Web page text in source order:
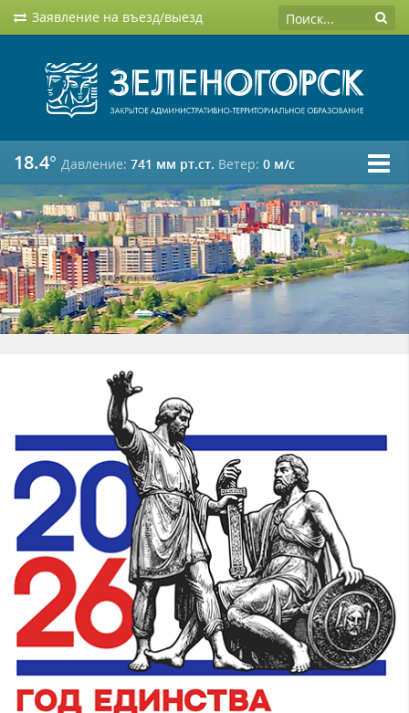
Заявление на въезд/выезд
18.4° Давление: 741 мм рт.ст. Ветер: 0 м/c